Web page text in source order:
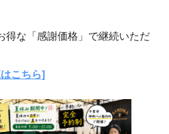
な「感謝価格」で継続いただ
こちら]